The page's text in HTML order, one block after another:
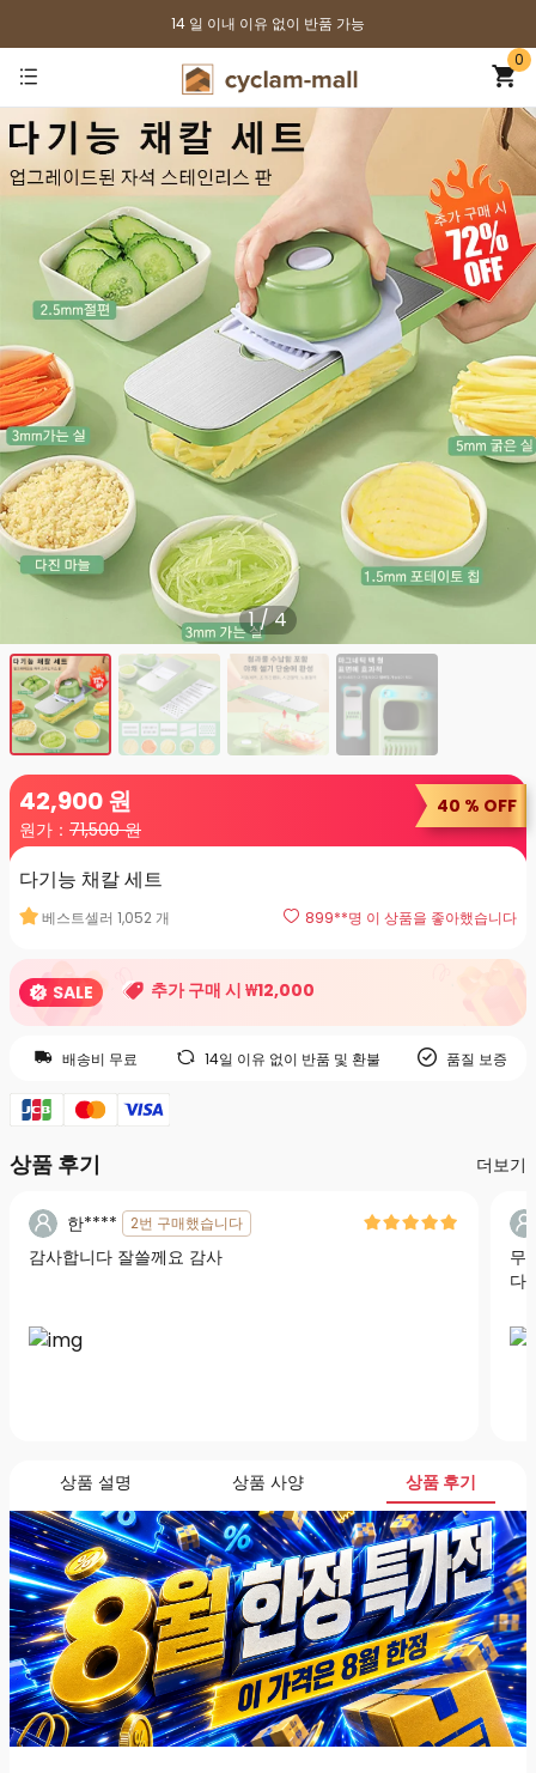
14 일 이내 이유 없이 반품 가능
0
1/4
42,900원
원가： 71,500원
40 % OFF
다기능 채칼 세트
베스트셀러 1,052개 899**명 이 상품을 좋아했습니다
SALE 추가 구매 시 ₩12,000
배송비 무료 14일 이유 없이 반품 및 환불 품질 보증
상품 후기 더보기
한**** 2번 구매했습니다
감사합니다 잘쓸께요 감사
무
다
상품 설명 상품 사양 상품 후기